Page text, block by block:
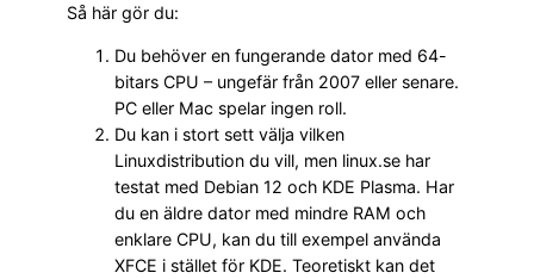
Så här gör du:
Du behöver en fungerande dator med 64-
bitars CPU – ungefär från 2007 eller senare.
PC eller Mac spelar ingen roll.
Du kan i stort sett välja vilken
Linuxdistribution du vill, men linux.se har
testat med Debian 12 och KDE Plasma. Har
du en äldre dator med mindre RAM och
enklare CPU, kan du till exempel använda
XFCE i stället för KDE. Teoretiskt kan det